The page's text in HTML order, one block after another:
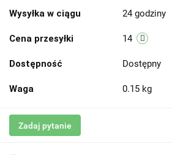
Wysyłka w ciągu 24 godziny
Cena przesyłki 14
Dostępność Dostępny
Waga 0.15 kg
Zadaj pytanie